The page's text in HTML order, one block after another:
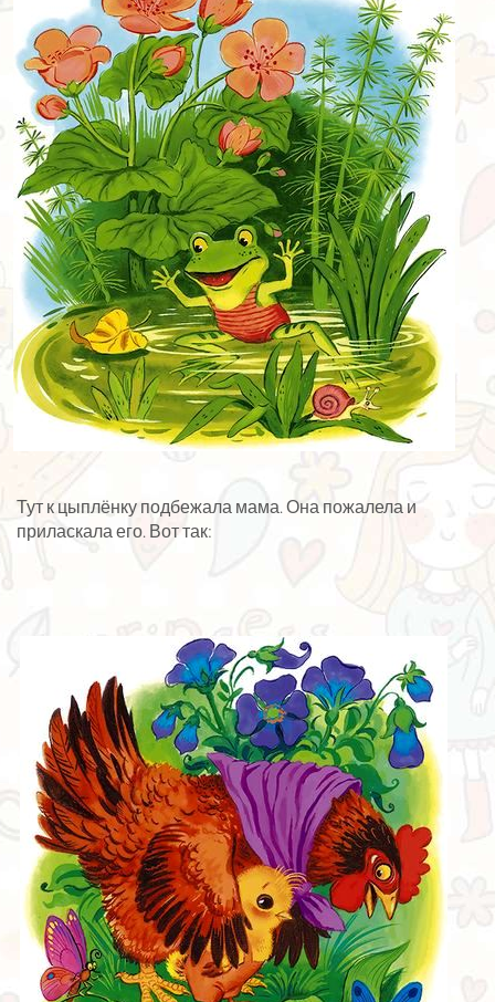
Тут к цыплёнку подбежала мама. Она пожалела и
приласкала его. Вот так: